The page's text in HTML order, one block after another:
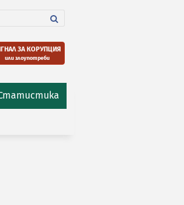
ЗА КОРУПЦИЯ
или злоупотреби